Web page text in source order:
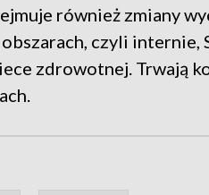
również zmiany
czyli internie,
zdrowotnej. Trwają